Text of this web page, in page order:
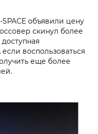
объявили цену
скинул более
воспользоваться
еще более